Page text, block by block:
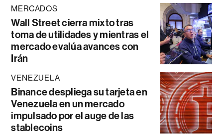
MERCADOS
Wall Street cierra mixto tras
toma de utilidades y mientras el
mercado evalúa avances con
Irán
VENEZUELA
Binance despliega su tarjeta en
Venezuela en un mercado
impulsado por el auge de las
stablecoins